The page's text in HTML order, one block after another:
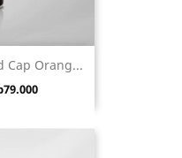
Cap Orang...